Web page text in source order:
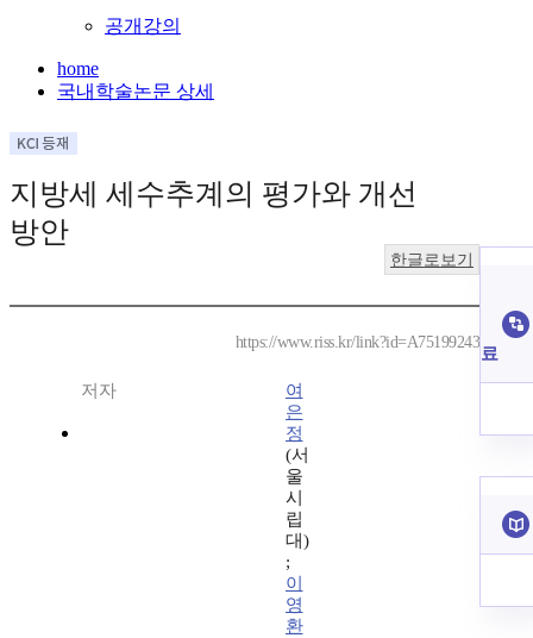
공개강의
home
국내학술논문 상세
지방세 세수추계의 평가와 개선
방안
한글로보기
https://www.riss.kr/link?id=A75199243
저자
여
은
정
(서
울
시
립
대)
;
이
영
환
료